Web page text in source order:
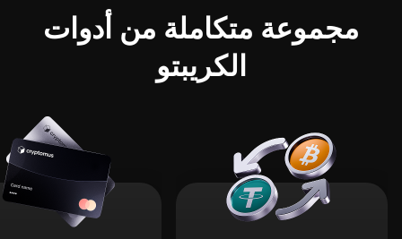
مجموعة متكاملة من أدوات
الكريبتو